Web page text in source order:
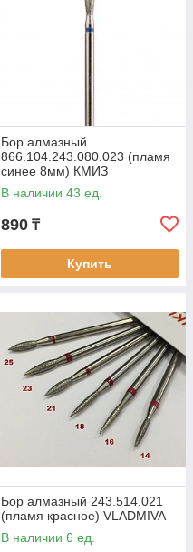
Бор алмазный
866.104.243.080.023 (пламя
синее 8мм) КМИЗ
В наличии 43 ед.
890 ₸
Купить
Бор алмазный 243.514.021
(пламя красное) VLADMIVA
В наличии 6 ед.